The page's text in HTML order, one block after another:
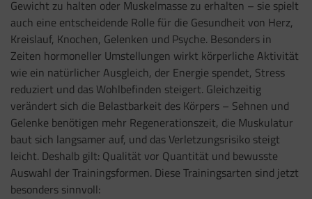
Gewicht zu halten oder Muskelmasse zu erhalten – sie spielt
auch eine entscheidende Rolle für die Gesundheit von Herz,
Kreislauf, Knochen, Gelenken und Psyche. Besonders in
Zeiten hormoneller Umstellungen wirkt körperliche Aktivität
wie ein natürlicher Ausgleich, der Energie spendet, Stress
reduziert und das Wohlbefinden steigert. Gleichzeitig
verändert sich die Belastbarkeit des Körpers – Sehnen und
Gelenke benötigen mehr Regenerationszeit, die Muskulatur
baut sich langsamer auf, und das Verletzungsrisiko steigt
leicht. Deshalb gilt: Qualität vor Quantität und bewusste
Auswahl der Trainingsformen. Diese Trainingsarten sind jetzt
besonders sinnvoll: